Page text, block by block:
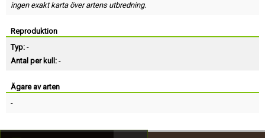
ingen exakt karta över artens utbredning.
Reproduktion
Typ: -
Antal per kull: -
Ägare av arten
-